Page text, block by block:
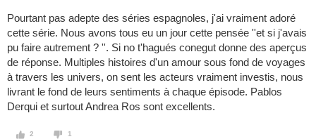
Pourtant pas adepte des séries espagnoles, j'ai vraiment adoré
cette série. Nous avons tous eu un jour cette pensée ''et si j'avais
pu faire autrement ? ''. Si no t'hagués conegut donne des aperçus
de réponse. Multiples histoires d'un amour sous fond de voyages
à travers les univers, on sent les acteurs vraiment investis, nous
livrant le fond de leurs sentiments à chaque épisode. Pablos
Derqui et surtout Andrea Ros sont excellents.
2 1